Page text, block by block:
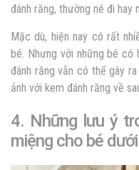
đánh răng, thường né đi hay
Mặc dù, hiện nay có rất
bé. Nhưng với những bé có
đánh răng vẫn có thể gây
ảnh với kem đánh răng về
4. Những lưu ý
miệng cho bé